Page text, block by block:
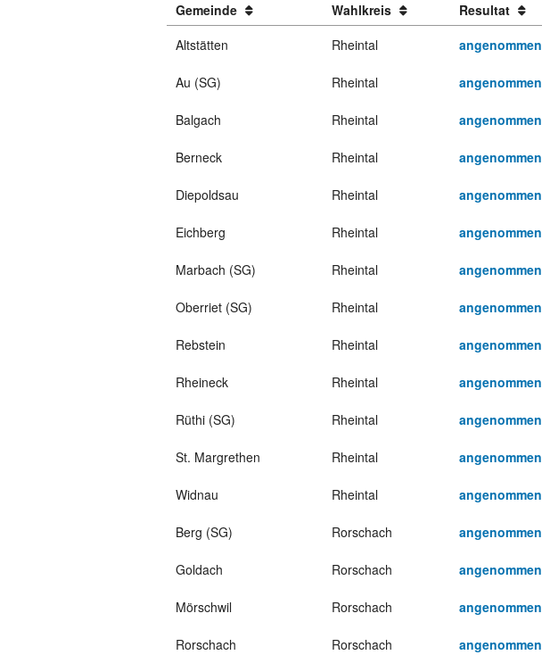
Gemeinde Wahlkreis Resultat
Altstätten
Rheintal angenommen
Au (SG) Rheintal angenommen
Balgach Rheintal angenommen
Berneck Rheintal angenommen
Diepoldsau Rheintal angenommen
Eichberg Rheintal angenommen
Marbach (SG) Rheintal angenommen
Oberriet (SG) Rheintal angenommen
Rebstein Rheintal angenommen
Rheineck Rheintal angenommen
Rüthi (SG) Rheintal angenommen
St. Margrethen Rheintal angenommen
Widnau Rheintal angenommen
Berg (SG) Rorschach angenommen
Goldach Rorschach angenommen
Mörschwil Rorschach angenommen
Rorschach Rorschach angenommen